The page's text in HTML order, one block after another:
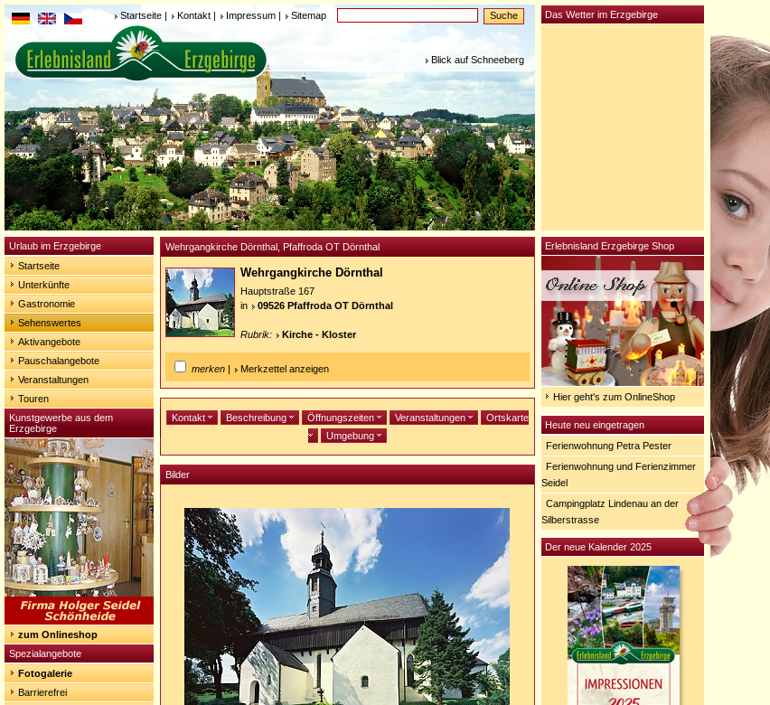
Startseite | Kontakt | Impressum | Sitemap
Blick auf Schneeberg
Urlaub im Erzgebirge
Startseite
Unterkünfte
Gastronomie
Sehenswertes
Aktivangebote
Pauschalangebote
Veranstaltungen
Touren
Kunstgewerbe aus dem
Erzgebirge
zum Onlineshop
Spezialangebote
Fotogalerie
Barrierefrei
Wehrgangkirche Dörnthal, Pfaffroda OT Dörnthal
Wehrgangkirche Dörnthal
Hauptstraße 167
in
09526 Pfaffroda OT Dörnthal
Rubrik: Kirche - Kloster
merken | Merkzettel anzeigen
Kontakt Beschreibung Öffnungszeiten Veranstaltungen
Ortskarte
Umgebung
Bilder
Erlebnisland Erzgebirge Shop
Hier geht's zum OnlineShop
Heute neu eingetragen
Ferienwohnung Petra Pester
Ferienwohnung und Ferienzimmer
Seidel
Campingplatz Lindenau an der
Silberstrasse
Der neue Kalender 2025
Das Wetter im Erzgebirge